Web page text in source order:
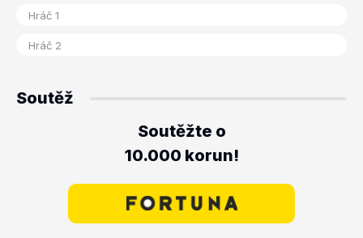
Soutěž
Soutěžte o
10.000 korun!